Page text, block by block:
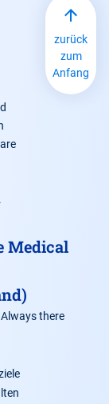
Medical
there
zurück
zum
Anfang